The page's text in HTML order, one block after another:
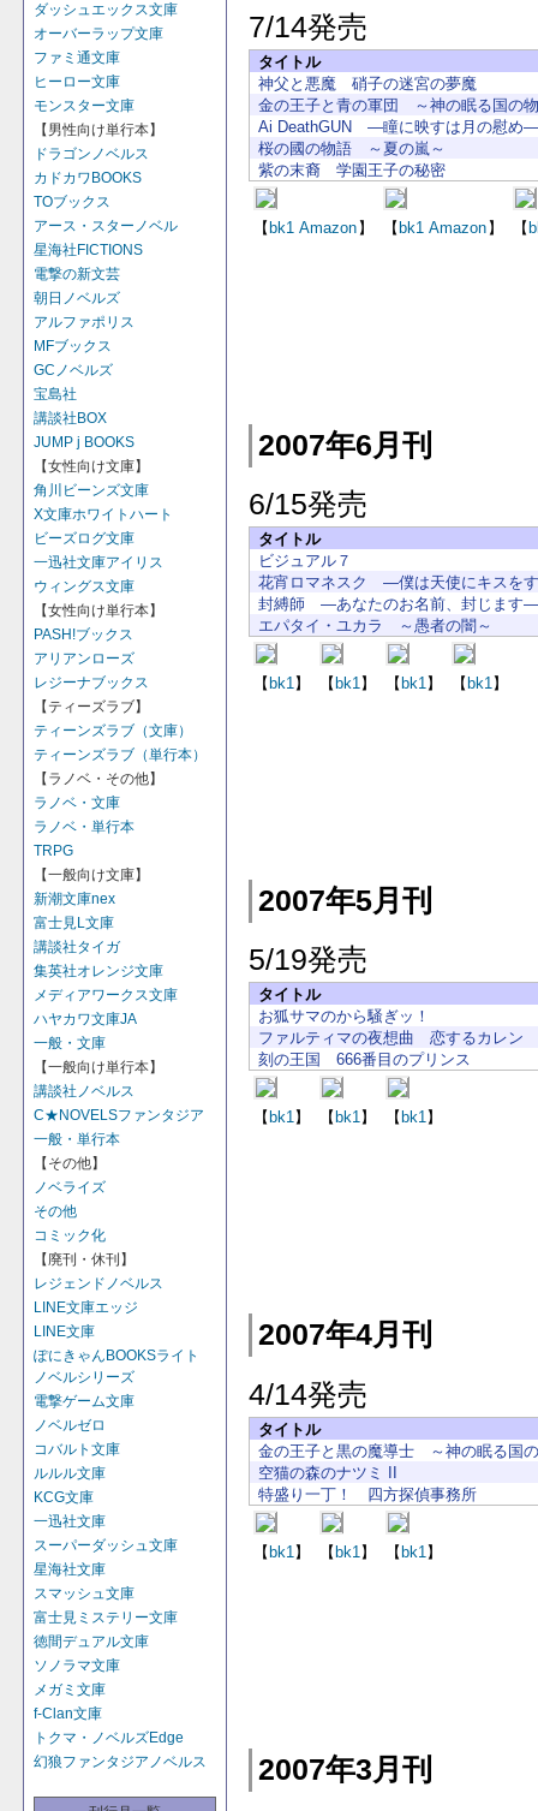
ダッシュエックス文庫
オーバーラップ文庫
ファミ通文庫
ヒーロー文庫
モンスター文庫
【男性向け単行本】
ドラゴンノベルス
カドカワBOOKS
TOブックス
アース・スターノベル
星海社FICTIONS
電撃の新文芸
朝日ノベルズ
アルファポリス
MFブックス
GCノベルズ
宝島社
講談社BOX
JUMP j BOOKS
【女性向け文庫】
角川ビーンズ文庫
X文庫ホワイトハート
ビーズログ文庫
一迅社文庫アイリス
ウィングス文庫
【女性向け単行本】
PASH!ブックス
アリアンローズ
レジーナブックス
【ティーズラブ】
ティーンズラブ（文庫）
ティーンズラブ（単行本）
【ラノベ・その他】
ラノベ・文庫
ラノベ・単行本
TRPG
【一般向け文庫】
新潮文庫nex
富士見L文庫
講談社タイガ
集英社オレンジ文庫
メディアワークス文庫
ハヤカワ文庫JA
一般・文庫
【一般向け単行本】
講談社ノベルス
C★NOVELSファンタジア
一般・単行本
【その他】
ノベライズ
その他
コミック化
【廃刊・休刊】
レジェンドノベルス
LINE文庫エッジ
LINE文庫
ぽにきゃんBOOKSライト
ノベルシリーズ
電撃ゲーム文庫
ノベルゼロ
コバルト文庫
ルルル文庫
KCG文庫
一迅社文庫
スーパーダッシュ文庫
星海社文庫
スマッシュ文庫
富士見ミステリー文庫
徳間デュアル文庫
ソノラマ文庫
メガミ文庫
f-Clan文庫
トクマ・ノベルズEdge
幻狼ファンタジアノベルス
7/14発売
タイトル
神父と悪魔 硝子の迷宮の夢魔
金の王子と青の軍団 ～神の眠る国の
Ai DeathGUN ―瞳に映すは月の慰め―
桜の國の物語 ～夏の嵐～
紫の末裔 学園王子の秘密
【bk1 Amazon】 【bk1 Amazon】 【
2007年6月刊
6/15発売
タイトル
ビジュアル７
花宵ロマネスク ―僕は天使にキスを
封縛師 ―あなたのお名前、封じます―
エパタイ・ユカラ ～愚者の闇～
【 bk1 】 【 bk1 】 【 bk1 】 【 bk1 】
2007年5月刊
5/19発売
タイトル
お狐サマのから騒ぎッ！
ファルティマの夜想曲 恋するカレン
刻の王国 666番目のプリンス
【 bk1】 【 bk1】 【 bk1】
2007年4月刊
4/14発売
タイトル
金の王子と黒の魔導士 ～神の眠る国
空猫の森のナツミ II
特盛り一丁！ 四方探偵事務所
【bk1 】 【bk1 】 【bk1 】
2007年3月刊